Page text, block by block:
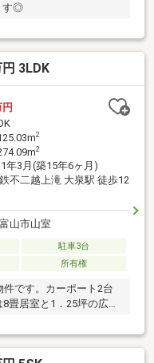
す◎
3LDK
2
2
年3月(築15年6ヶ月)
不二越上滝 大泉駅 徒歩12
山市山室
駐車3台
所有権
です。カーポート2台
畳居室と1．25坪の広々